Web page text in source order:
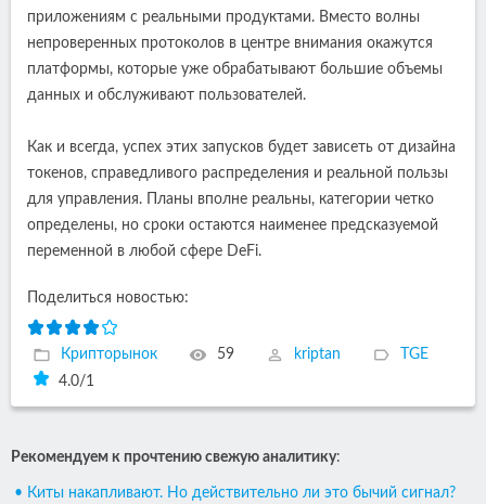
приложениям с реальными продуктами. Вместо волны
непроверенных протоколов в центре внимания окажутся
платформы, которые уже обрабатывают большие объемы
данных и обслуживают пользователей.
Как и всегда, успех этих запусков будет зависеть от дизайна
токенов, справедливого распределения и реальной пользы
для управления. Планы вполне реальны, категории четко
определены, но сроки остаются наименее предсказуемой
переменной в любой сфере DeFi.
Поделиться новостью:
Крипторынок 59 kriptan
TGE
4.0/1
Рекомендуем к прочтению свежую аналитику:
• Киты накапливают. Но действительно ли это бычий сигнал?